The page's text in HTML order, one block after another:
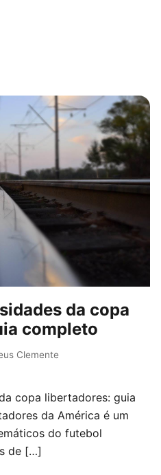
da copa
completo
Clemente
copa libertadores: guia
da América é um
do futebol
de […]